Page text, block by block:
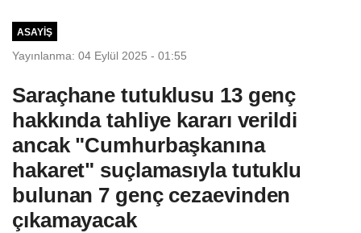
ASAYIŞ
Yayınlanma: 04 Eylül 2025 - 01:55
Saraçhane tutuklusu 13 genç
hakkında tahliye kararı verildi
ancak "Cumhurbaşkanına
hakaret" suçlamasıyla tutuklu
bulunan 7 genç cezaevinden
çıkamayacak